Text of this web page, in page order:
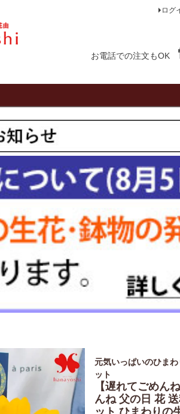
ログ
お電話での注文もOK
元気いっぱいのひま
ット
【遅れてごめん
んね 父の日 花
ット ひまわりの